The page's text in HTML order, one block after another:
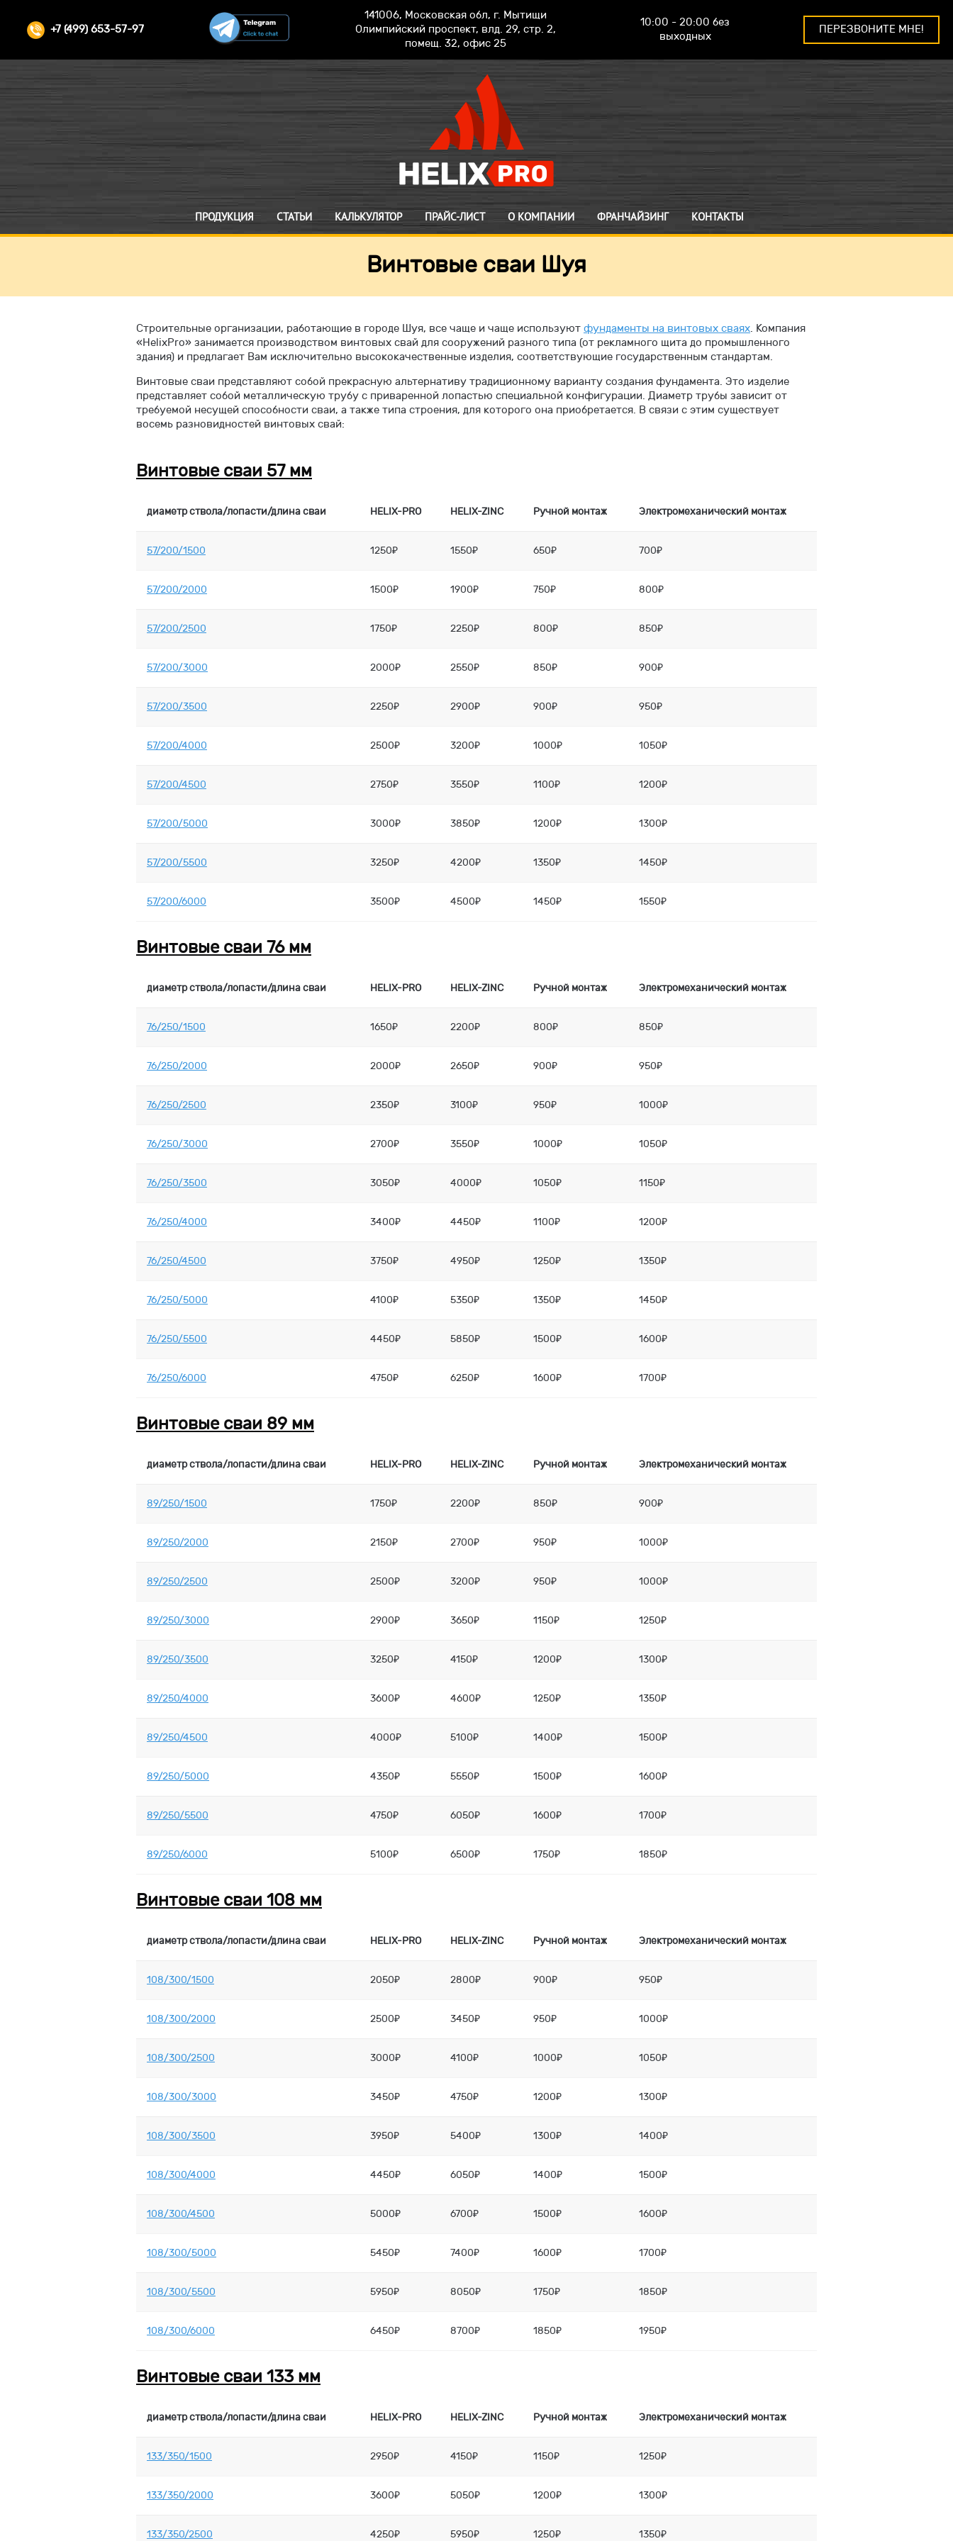
+7 (499) 653-57-97
141006, Московская обл, г. Мытищи
Олимпийский проспект, влд. 29, стр. 2,
помещ. 32, офис 25
10:00 - 20:00 без
выходных
ПЕРЕЗВОНИТЕ МНЕ!
ПРОДУКЦИЯ СТАТЬИ КАЛЬКУЛЯТОР ПРАЙС-ЛИСТ О КОМПАНИИ ФРАНЧАЙЗИНГ КОНТАКТЫ
Винтовые сваи Шуя
Строительные организации, работающие в городе Шуя, все чаще и чаще используют фундаменты на винтовых сваях. Компания
«HelixPro» занимается производством винтовых свай для сооружений разного типа (от рекламного щита до промышленного
здания) и предлагает Вам исключительно высококачественные изделия, соответствующие государственным стандартам.
Винтовые сваи представляют собой прекрасную альтернативу традиционному варианту создания фундамента. Это изделие
представляет собой металлическую трубу с приваренной лопастью специальной конфигурации. Диаметр трубы зависит от
требуемой несущей способности сваи, а также типа строения, для которого она приобретается. В связи с этим существует
восемь разновидностей винтовых свай:
Винтовые сваи 57 мм
диаметр ствола/лопасти/длина сваи HELIX-PRO HELIX-ZINC Ручной монтаж Электромеханический монтаж
57/200/1500 1250₽ 1550₽ 650₽ 700₽
57/200/2000 1500₽ 1900₽ 750₽ 800₽
57/200/2500 1750₽ 2250₽ 800₽ 850₽
57/200/3000 2000₽ 2550₽ 850₽ 900₽
57/200/3500 2250₽ 2900₽ 900₽ 950₽
57/200/4000 2500₽ 3200₽ 1000₽ 1050₽
57/200/4500 2750₽ 3550₽ 1100₽ 1200₽
57/200/5000 3000₽ 3850₽ 1200₽ 1300₽
57/200/5500 3250₽ 4200₽ 1350₽ 1450₽
57/200/6000 3500₽ 4500₽ 1450₽ 1550₽
Винтовые сваи 76 мм
диаметр ствола/лопасти/длина сваи HELIX-PRO HELIX-ZINC Ручной монтаж Электромеханический монтаж
76/250/1500 1650₽ 2200₽ 800₽ 850₽
76/250/2000 2000₽ 2650₽ 900₽ 950₽
76/250/2500 2350₽ 3100₽ 950₽ 1000₽
76/250/3000 2700₽ 3550₽ 1000₽ 1050₽
76/250/3500 3050₽ 4000₽ 1050₽ 1150₽
76/250/4000 3400₽ 4450₽ 1100₽ 1200₽
76/250/4500 3750₽ 4950₽ 1250₽ 1350₽
76/250/5000 4100₽ 5350₽ 1350₽ 1450₽
76/250/5500 4450₽ 5850₽ 1500₽ 1600₽
76/250/6000 4750₽ 6250₽ 1600₽ 1700₽
Винтовые сваи 89 мм
диаметр ствола/лопасти/длина сваи HELIX-PRO HELIX-ZINC Ручной монтаж Электромеханический монтаж
89/250/1500 1750₽ 2200₽ 850₽ 900₽
89/250/2000 2150₽ 2700₽ 950₽ 1000₽
89/250/2500 2500₽ 3200₽ 950₽ 1000₽
89/250/3000 2900₽ 3650₽ 1150₽ 1250₽
89/250/3500 3250₽ 4150₽ 1200₽ 1300₽
89/250/4000 3600₽ 4600₽ 1250₽ 1350₽
89/250/4500 4000₽ 5100₽ 1400₽ 1500₽
89/250/5000 4350₽ 5550₽ 1500₽ 1600₽
89/250/5500 4750₽ 6050₽ 1600₽ 1700₽
89/250/6000 5100₽ 6500₽ 1750₽ 1850₽
Винтовые сваи 108 мм
диаметр ствола/лопасти/длина сваи HELIX-PRO HELIX-ZINC Ручной монтаж Электромеханический монтаж
108/300/1500 2050₽ 2800₽ 900₽ 950₽
108/300/2000 2500₽ 3450₽ 950₽ 1000₽
108/300/2500 3000₽ 4100₽ 1000₽ 1050₽
108/300/3000 3450₽ 4750₽ 1200₽ 1300₽
108/300/3500 3950₽ 5400₽ 1300₽ 1400₽
108/300/4000 4450₽ 6050₽ 1400₽ 1500₽
108/300/4500 5000₽ 6700₽ 1500₽ 1600₽
108/300/5000 5450₽ 7400₽ 1600₽ 1700₽
108/300/5500 5950₽ 8050₽ 1750₽ 1850₽
108/300/6000 6450₽ 8700₽ 1850₽ 1950₽
Винтовые сваи 133 мм
диаметр ствола/лопасти/длина сваи HELIX-PRO HELIX-ZINC Ручной монтаж Электромеханический монтаж
133/350/1500 2950₽ 4150₽ 1150₽ 1250₽
133/350/2000 3600₽ 5050₽ 1200₽ 1300₽
133/350/2500 4250₽ 5950₽ 1250₽ 1350₽